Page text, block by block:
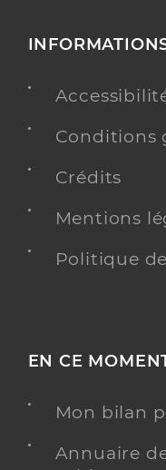
Conditions
Crédits
Mentions
Politique
EN CE
Mon bilan
Annuaire